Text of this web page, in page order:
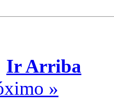
Ir Arriba
»